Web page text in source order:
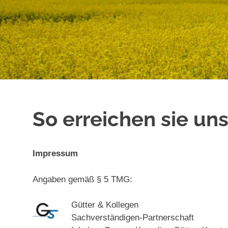
So erreichen sie uns
Impressum
Angaben gemäß § 5 TMG:
Gütter & Kollegen
Sachverständigen-Partnerschaft